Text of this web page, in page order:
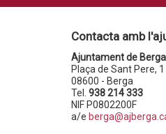
Contacta amb
Ajuntament de Berga
Plaça de Sant Pere, 1
08600 - Berga
Tel. 938 214 333
NIF P0802200F
a/e